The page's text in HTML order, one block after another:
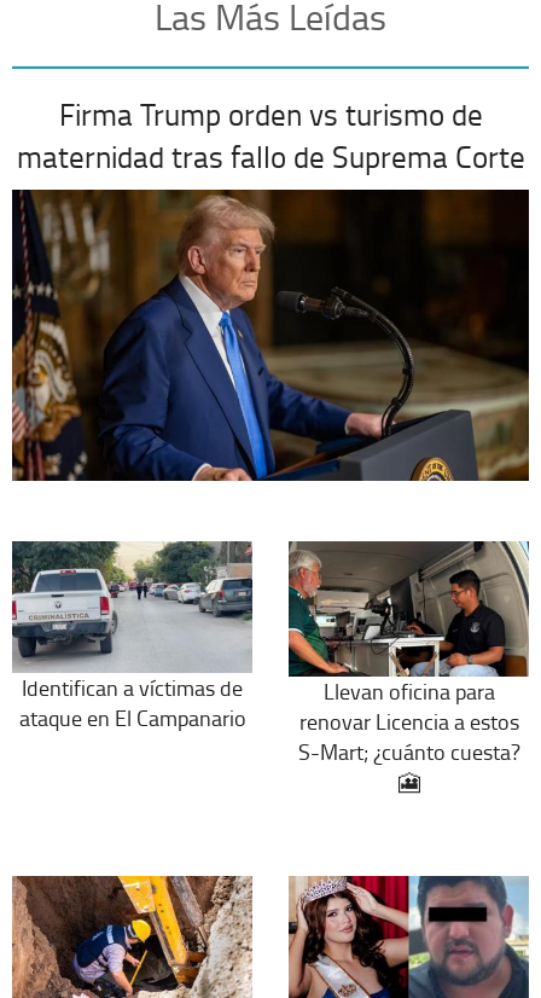
Las Más Leídas
Firma Trump orden vs turismo de
maternidad tras fallo de Suprema Corte
Identifican a víctimas de
ataque en El Campanario
Llevan oficina para
renovar Licencia a estos
S-Mart; ¿cuánto cuesta?
🎦